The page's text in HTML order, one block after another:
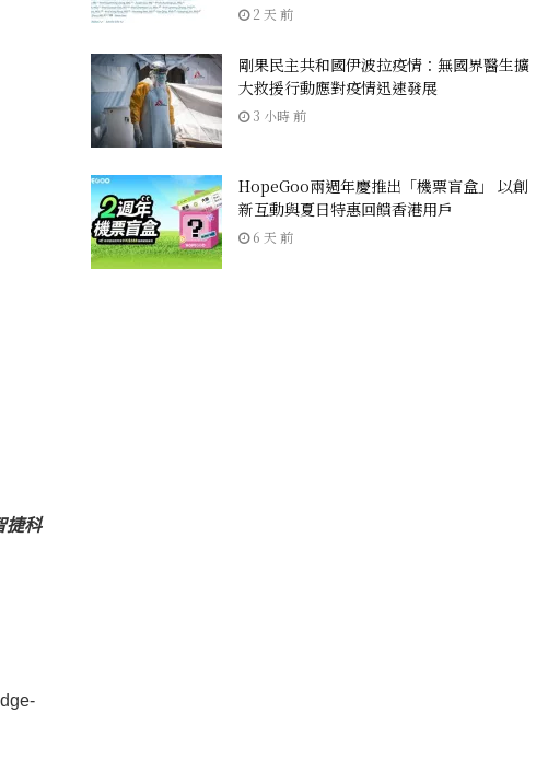
捷科
2 天 前
剛果民主共和國伊波拉疫情：無國界醫生擴
大救援行動應對疫情迅速發展
3 小時 前
HopeGoo兩週年慶推出「機票盲盒」 以創
新互動與夏日特惠回饋香港用戶
6 天 前